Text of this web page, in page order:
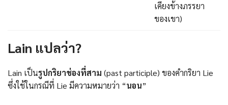
เคียงข้างภรรยา
ของเขา)
Lain แปลว่า?
Lain เป็นรูปกริยาช่องที่สาม (past participle) ของคำกริยา Lie
ซึ่งใช้ในกรณีที่ Lie มีความหมายว่า “นอน”